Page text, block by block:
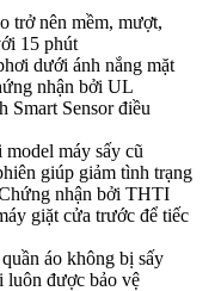
trở nên mềm, mượt,
15 phút
dưới ánh nắng mặt
nhận bởi UL
Smart Sensor điều
máy sấy cũ
giúp giảm tình trạng
nhận bởi THTI
giặt cửa trước để tiếc
áo không bị sấy
luôn được bảo vệ